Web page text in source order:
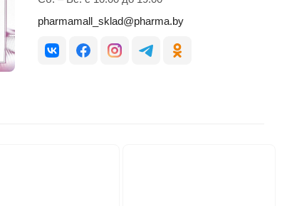
pharmamall_sklad@pharma.by